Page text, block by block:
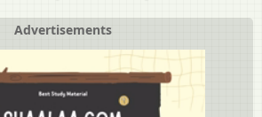
Advertisements